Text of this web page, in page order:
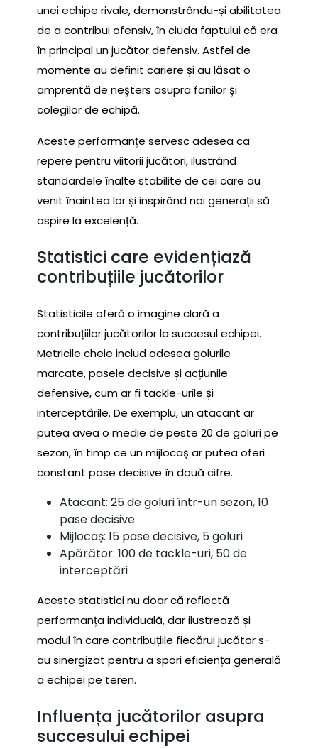
unei echipe rivale, demonstrându-și abilitatea
de a contribui ofensiv, în ciuda faptului că era
în principal un jucător defensiv. Astfel de
momente au definit cariere și au lăsat o
amprentă de neșters asupra fanilor și
colegilor de echipă.
Aceste performanțe servesc adesea ca
repere pentru viitorii jucători, ilustrând
standardele înalte stabilite de cei care au
venit înaintea lor și inspirând noi generații să
aspire la excelență.
Statistici care evidențiază
contribuțiile jucătorilor
Statisticile oferă o imagine clară a
contribuțiilor jucătorilor la succesul echipei.
Metricile cheie includ adesea golurile
marcate, pasele decisive și acțiunile
defensive, cum ar fi tackle-urile și
interceptările. De exemplu, un atacant ar
putea avea o medie de peste 20 de goluri pe
sezon, în timp ce un mijlocaș ar putea oferi
constant pase decisive în două cifre.
Atacant: 25 de goluri într-un sezon, 10
pase decisive
Mijlocaș: 15 pase decisive, 5 goluri
Apărător: 100 de tackle-uri, 50 de
interceptări
Aceste statistici nu doar că reflectă
performanța individuală, dar ilustrează și
modul în care contribuțiile fiecărui jucător s-
au sinergizat pentru a spori eficiența generală
a echipei pe teren.
Influența jucătorilor asupra
succesului echipei